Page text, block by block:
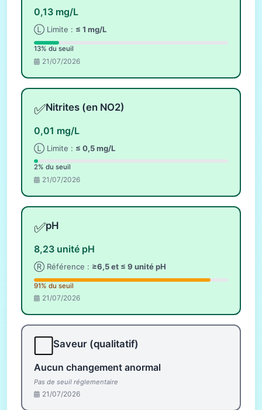
0,13 mg/L
Ⓛ Limite : ≤ 1 mg/L
13% du seuil
21/07/2026
✅Nitrites (en NO2)
0,01 mg/L
Ⓛ Limite : ≤ 0,5 mg/L
2% du seuil
21/07/2026
✅pH
8,23 unité pH
Ⓡ Référence : ≥6,5 et ≤ 9 unité pH
91% du seuil
21/07/2026
Saveur (qualitatif)
Aucun changement anormal
Pas de seuil réglementaire
21/07/2026